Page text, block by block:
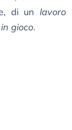
di un lavoro
gioco.